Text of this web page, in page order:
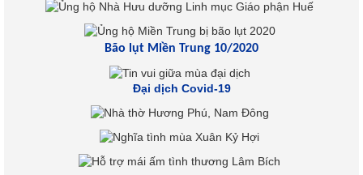
Bão lụt Miền Trung 10/2020
Đại dịch Covid-19